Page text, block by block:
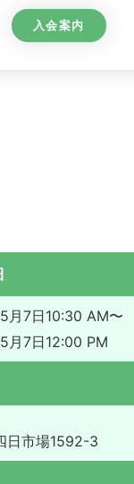
入会案内
月7日10:30 AM〜
月7日12:00 PM
日市場1592-3